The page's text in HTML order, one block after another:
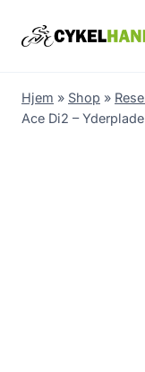
Hjem » Shop »
Ace Di2 –